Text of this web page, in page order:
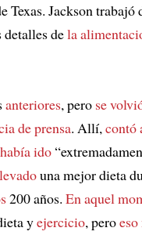
Jackson trabajó
dela
anteriores, pero se
de prensa. Allí,contó
ido
una mejor dieta
200 años. En aquel
yejercicio, pero